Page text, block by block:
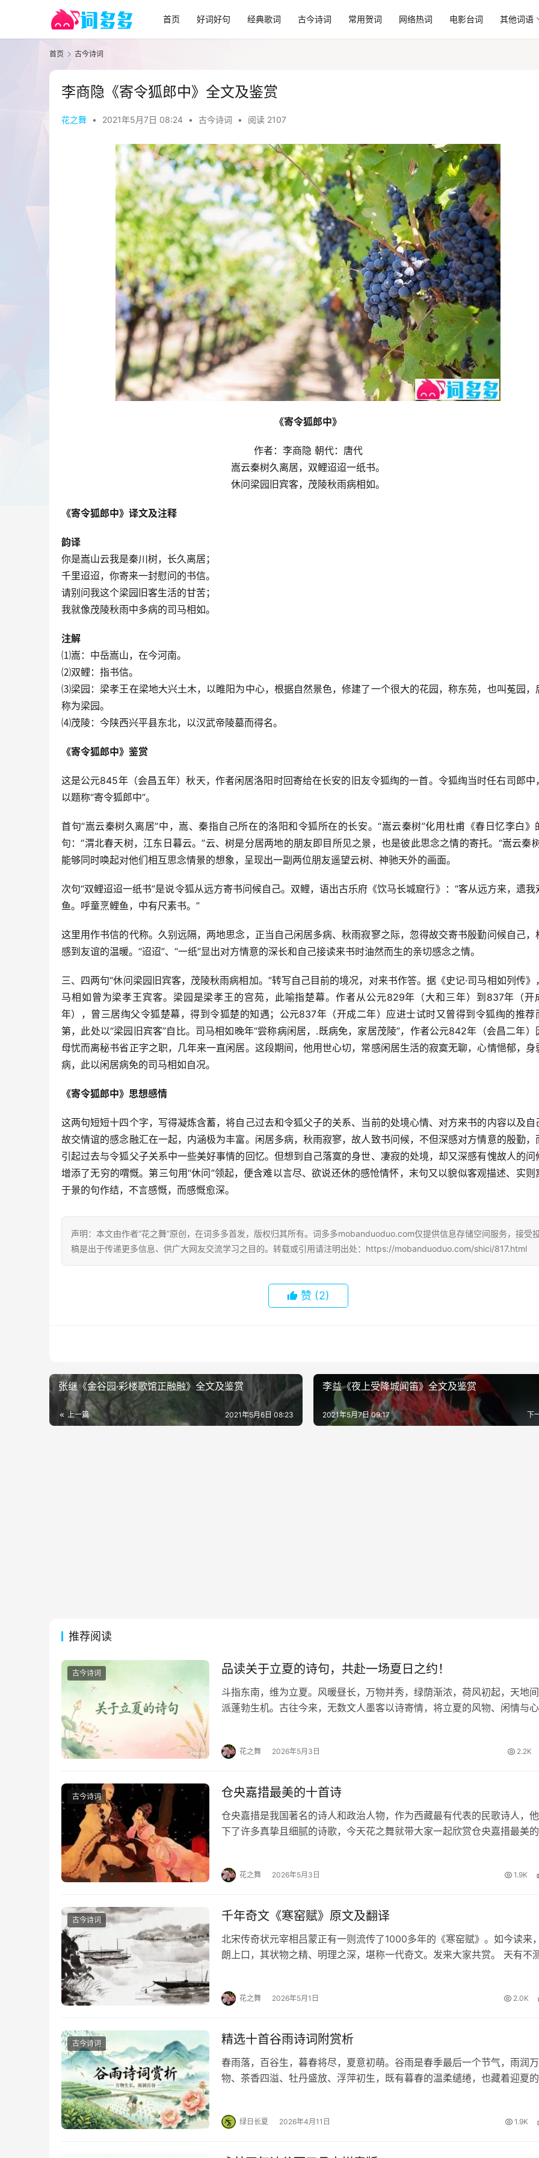
首页 好词好句 经典歌词 古今诗词 常用贺词 网络热词 电影台词 其他词语
首页 古今诗词
李商隐《寄令狐郎中》全文及鉴赏
花之舞 • 2021年5月7日 08:24 • 古今诗词 • 阅读 2107
《寄令狐郎中》
作者：李商隐 朝代：唐代
嵩云秦树久离居，双鲤迢迢一纸书。
休问梁园旧宾客，茂陵秋雨病相如。
《寄令狐郎中》译文及注释
韵译
你是嵩山云我是秦川树，长久离居；
千里迢迢，你寄来一封慰问的书信。
请别问我这个梁园旧客生活的甘苦；
我就像茂陵秋雨中多病的司马相如。
注解
⑴嵩：中岳嵩山，在今河南。
⑵双鲤：指书信。
⑶梁园：梁孝王在梁地大兴土木，以睢阳为中心，根据自然景色，修建了一个很大的花园，称东苑，也叫菟园，
称为梁园。
⑷茂陵：今陕西兴平县东北，以汉武帝陵墓而得名。
《寄令狐郎中》鉴赏
这是公元845年（会昌五年）秋天，作者闲居洛阳时回寄给在长安的旧友令狐绹的一首。令狐绹当时任右司郎中
以题称“寄令狐郎中”。
首句“嵩云秦树久离居”中，嵩、秦指自己所在的洛阳和令狐所在的长安。“嵩云秦树”化用杜甫《春日忆李白》
句：“渭北春天树，江东日暮云。”云、树是分居两地的朋友即目所见之景，也是彼此思念之情的寄托。“嵩云秦
能够同时唤起对他们相互思念情景的想象，呈现出一副两位朋友遥望云树、神驰天外的画面。
次句“双鲤迢迢一纸书”是说令狐从远方寄书问候自己。双鲤，语出古乐府《饮马长城窟行》：“客从远方来，遗我
鱼。呼童烹鲤鱼，中有尺素书。”
这里用作书信的代称。久别远隔，两地思念，正当自己闲居多病、秋雨寂寥之际，忽得故交寄书殷勤问候自己，
感到友谊的温暖。“迢迢”、“一纸”显出对方情意的深长和自己接读来书时油然而生的亲切感念之情。
三、四两句“休问梁园旧宾客，茂陵秋雨病相加。”转写自己目前的境况，对来书作答。据《史记·司马相如列传》
马相如曾为梁孝王宾客。梁园是梁孝王的宫苑，此喻指楚幕。作者从公元829年（大和三年）到837年（开
年），曾三居绹父令狐楚幕，得到令狐楚的知遇；公元837年（开成二年）应进士试时又曾得到令狐绹的推荐
第，此处以“梁园旧宾客”自比。司马相如晚年“尝称病闲居，.既病免，家居茂陵”，作者公元842年（会昌二年）
母忧而离秘书省正字之职，几年来一直闲居。这段期间，他用世心切，常感闲居生活的寂寞无聊，心情悒郁，身
病，此以闲居病免的司马相如自况。
《寄令狐郎中》思想感情
这两句短短十四个字，写得凝炼含蓄，将自己过去和令狐父子的关系、当前的处境心情、对方来书的内容以及自
故交情谊的感念融汇在一起，内涵极为丰富。闲居多病，秋雨寂寥，故人致书问候，不但深感对方情意的殷勤，
引起过去与令狐父子关系中一些美好事情的回忆。但想到自己落寞的身世、凄寂的处境，却又深感有愧故人的问
增添了无穷的喟慨。第三句用“休问”领起，便含难以言尽、欲说还休的感怆情怀，末句又以貌似客观描述、实则
于景的句作结，不言感慨，而感慨愈深。
声明：本文由作者“花之舞”原创，在词多多首发，版权归其所有。词多多mobanduoduo.com仅提供信息存储空间服务，接受
稿是出于传递更多信息、供广大网友交流学习之目的。转载或引用请注明出处：https://mobanduoduo.com/shici/817.html
赞 (2)
张继《金谷园·彩楼歌馆正融融》全文及鉴赏
上一篇 2021年5月6日 08:23
李益《夜上受降城闻笛》全文及鉴赏
下
2021年5月7日 09:17
推荐阅读
古今诗词 品读关于立夏的诗句，共赴一场夏日之约！
斗指东南，维为立夏。风暖昼长，万物并秀，绿荫渐浓，荷风初起，天地
派蓬勃生机。古往今来，无数文人墨客以诗寄情，将立夏的风物、闲情与
花之舞 2026年5月3日 2.2K
古今诗词 仓央嘉措最美的十首诗
仓央嘉措是我国著名的诗人和政治人物，作为西藏最有代表的民歌诗人，
下了许多真挚且细腻的诗歌，今天花之舞就带大家一起欣赏仓央嘉措最美
花之舞 2026年5月3日 1.9K
古今诗词 千年奇文《寒窑赋》原文及翻译
北宋传奇状元宰相吕蒙正有一则流传了1000多年的《寒窑赋》。如今读来
朗上口，其状物之精、明理之深，堪称一代奇文。发来大家共赏。 天有不
花之舞 2026年5月1日 2.0K
古今诗词 精选十首谷雨诗词附赏析
春雨落，百谷生，暮春将尽，夏意初萌。谷雨是春季最后一个节气，雨润万
物、茶香四溢、牡丹盛放、浮萍初生，既有暮春的温柔缱绻，也藏着迎夏
绿日长夏 2026年4月11日 1.9K